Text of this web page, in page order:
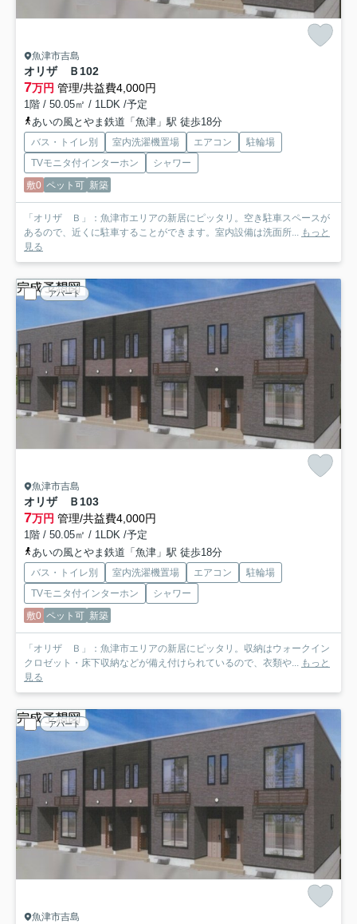
魚津市吉島
オリザ Ｂ 102
7万円 管理/共益費4,000円
1階 / 50.05㎡ / 1LDK /予定
あいの風とやま鉄道「魚津」駅 徒歩18分
バス・トイレ別 室内洗濯機置場 エアコン
駐輪場
TVモニタ付インターホン
シャワー
敷0 ペット可 新築
「オリザ Ｂ」：魚津市エリアの新居にピッタリ。空き駐車スペースが
あるので、近くに駐車することができます。室内設備は洗面所... もっと
見る
アパート
魚津市吉島
オリザ Ｂ 103
7万円 管理/共益費4,000円
1階 / 50.05㎡ / 1LDK /予定
あいの風とやま鉄道「魚津」駅 徒歩18分
バス・トイレ別 室内洗濯機置場 エアコン
駐輪場
TVモニタ付インターホン
シャワー
敷0 ペット可 新築
「オリザ Ｂ」：魚津市エリアの新居にピッタリ。収納はウォークイン
クロゼット・床下収納などが備え付けられているので、衣類や... もっと
見る
アパート
魚津市吉島